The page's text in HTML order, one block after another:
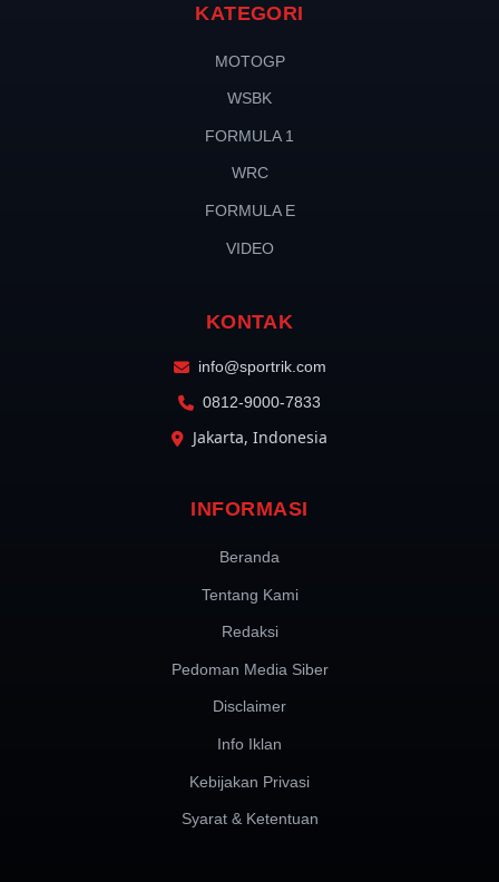
KATEGORI
MOTOGP
WSBK
FORMULA 1
WRC
FORMULA E
VIDEO
KONTAK
info@sportrik.com
0812-9000-7833
Jakarta, Indonesia
INFORMASI
Beranda
Tentang Kami
Redaksi
Pedoman Media Siber
Disclaimer
Info Iklan
Kebijakan Privasi
Syarat & Ketentuan